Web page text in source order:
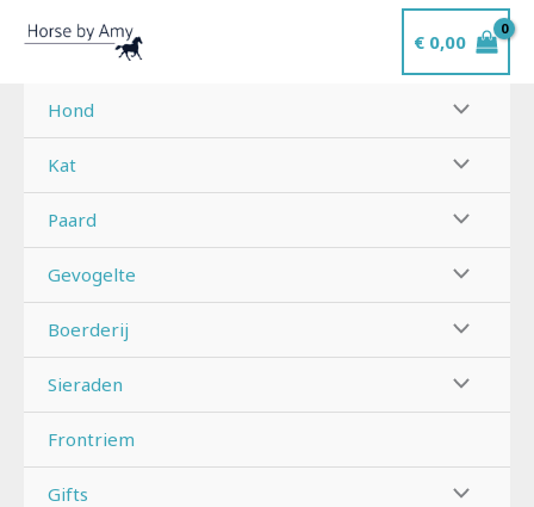
naar
inhoud
€0,00
Hond
Kat
Paard
Gevogelte
Boerderij
Sieraden
Frontriem
Gifts